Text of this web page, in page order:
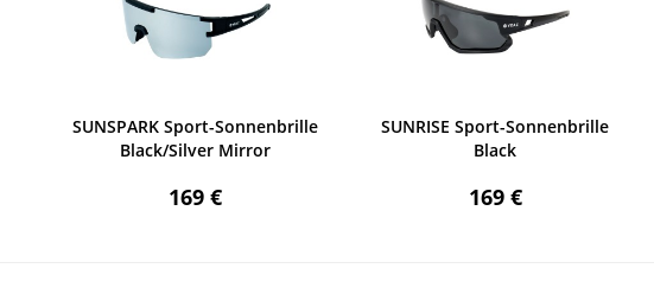
SUNSPARK Sport-Sonnenbrille
Black/Silver Mirror
169 €
SUNRISE Sport-Sonnenbrille
Black
169 €